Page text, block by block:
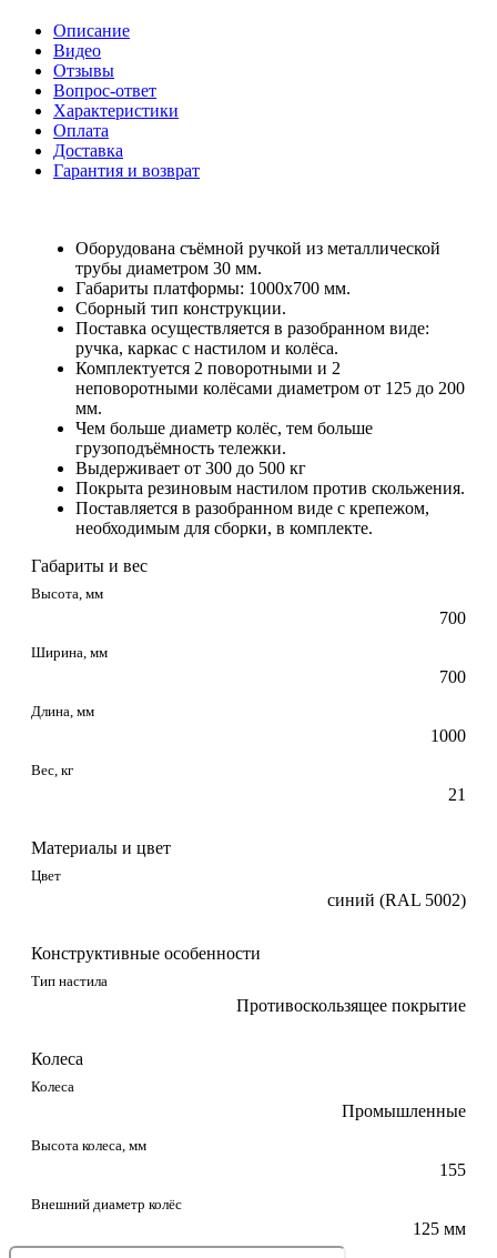
Описание
Видео
Отзывы
Вопрос-ответ
Характеристики
Оплата
Доставка
Гарантия и возврат
Оборудована съёмной ручкой из металлической
трубы диаметром 30 мм.
Габариты платформы: 1000x700 мм.
Сборный тип конструкции.
Поставка осуществляется в разобранном виде:
ручка, каркас с настилом и колёса.
Комплектуется 2 поворотными и 2
неповоротными колёсами диаметром от 125 до 200
мм.
Чем больше диаметр колёс, тем больше
грузоподъёмность тележки.
Выдерживает от 300 до 500 кг
Покрыта резиновым настилом против скольжения.
Поставляется в разобранном виде с крепежом,
необходимым для сборки, в комплекте.
Габариты и вес
Высота, мм
700
Ширина, мм
700
Длина, мм
1000
Вес, кг
21
Материалы и цвет
Цвет
синий (RAL 5002)
Конструктивные особенности
Тип настила
Противоскользящее покрытие
Колеса
Колеса
Промышленные
Высота колеса, мм
155
Внешний диаметр колёс
125 мм